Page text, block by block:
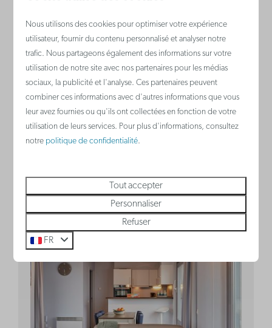
418 €
2 nuits
2 personnes
6 personnes
Blankenberge, Côte belge
6
1
Oui
Non
2
Chambre avec lit superposé pour 2
Lit double dans le séjour
Nous utilisons des cookies pour optimiser votre expérience
utilisateur, fournir du contenu personnalisé et analyser notre
trafic. Nous partageons également des informations sur votre
utilisation de notre site avec nos partenaires pour les médias
sociaux, la publicité et l'analyse. Ces partenaires peuvent
combiner ces informations avec d'autres informations que vous
leur avez fournies ou qu'ils ont collectées en fonction de votre
utilisation de leurs services. Pour plus d'informations, consultez
notre politique de confidentialité.
Tout accepter
Personnaliser
Refuser
FR